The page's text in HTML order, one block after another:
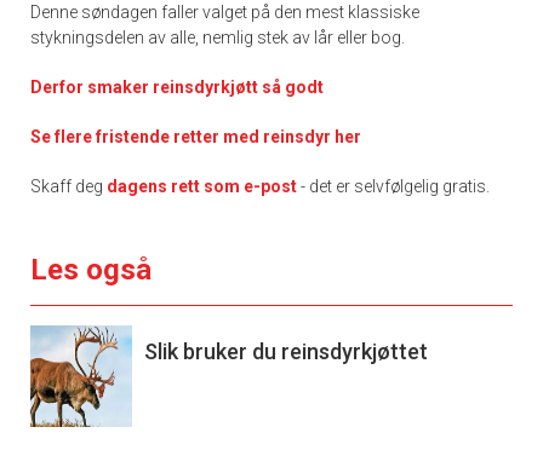
Denne søndagen faller valget på den mest klassiske
stykningsdelen av alle, nemlig stek av lår eller bog.
Derfor smaker reinsdyrkjøtt så godt
Se flere fristende retter med reinsdyr her
Skaff deg dagens rett som e-post- det er selvfølgelig gratis.
Les også
Slik bruker du reinsdyrkjøttet